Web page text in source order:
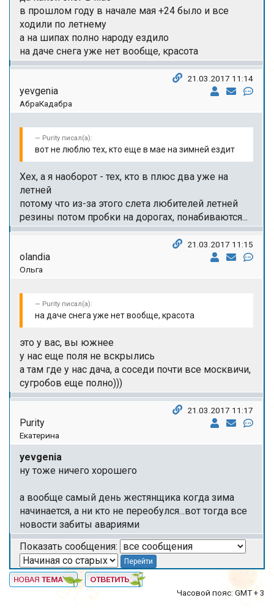
в прошлом году в начале мая +24 было и все
ходили по летнему
а на шипах полно народу ездило
на даче снега уже нет вообще, красота
yevgenia
АбраКадабра
21.03.2017 11:14
Purity писал(а):
вот не люблю тех, кто еще в мае на зимней ездит
Хех, а я наоборот - тех, кто в плюс два уже на
летней
потому что из-за этого слета любителей летней
резины потом пробки на дорогах, понабиваются...
olandia
Ольга
21.03.2017 11:15
Purity писал(а):
на даче снега уже нет вообще, красота
это у вас, вы южнее
у нас еще поля не вскрылись
а там где у нас дача, а соседи почти все москвичи,
сугробов еще полно)))
Purity
Екатерина
21.03.2017 11:17
yevgenia
ну тоже ничего хорошего
а вообще самый день жестянщика когда зима
начинается, а ни кто не переобулся...вот тогда все
новости забиты авариями
Показать сообщения:
Часовой пояс: GMT + 3